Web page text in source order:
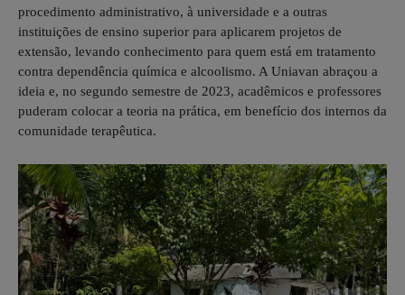
procedimento administrativo, à universidade e a outras
instituições de ensino superior para aplicarem projetos de
extensão, levando conhecimento para quem está em tratamento
contra dependência química e alcoolismo. A Uniavan abraçou a
ideia e, no segundo semestre de 2023, acadêmicos e professores
puderam colocar a teoria na prática, em benefício dos internos da
comunidade terapêutica.